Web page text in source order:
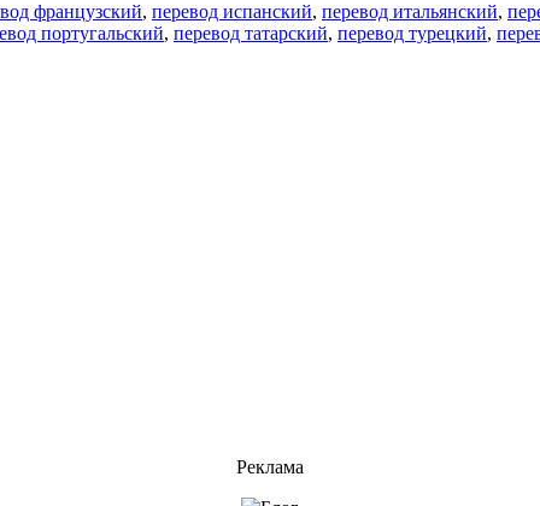
французский, перевод испанский, перевод итальянский,
португальский, перевод татарский, перевод турецкий,
Реклама